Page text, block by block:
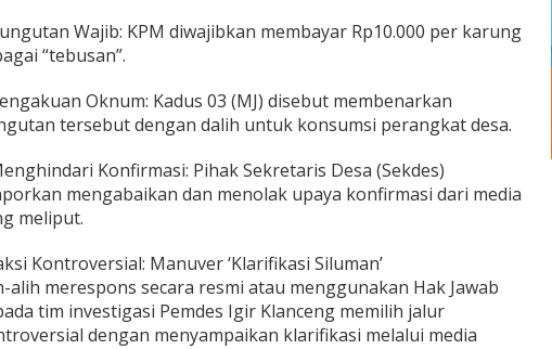
S
a
n
s
i
k
n
u
m
a
r
t
a
w
Wajib: KPM diwajibkan membayar Rp10.000 per karung
“tebusan”.
Oknum: Kadus 03 (MJ) disebut membenarkan
tersebut dengan dalih untuk konsumsi perangkat desa.
Konfirmasi: Pihak Sekretaris Desa (Sekdes)
mengabaikan dan menolak upaya konfirmasi dari media
meliput.
Kontroversial: Manuver ‘Klarifikasi Siluman’
alih merespons secara resmi atau menggunakan Hak Jawab
tim investigasi Pemdes Igir Klanceng memilih jalur
dengan menyampaikan klarifikasi melalui media